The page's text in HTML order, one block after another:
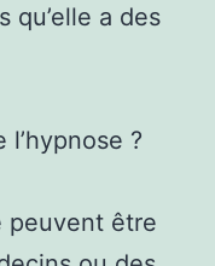
qu’elle a des
?
peuvent être